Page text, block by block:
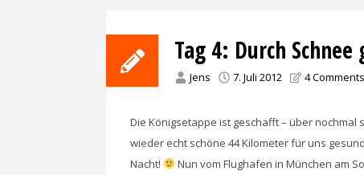
Tag 4: Durch
Jens 7. Juli 2012 4 Comments
Die Königsetappe ist geschafft – über
wieder echt schöne 44 Kilometer für uns
Nacht!
Nun vom Flughafen in München am